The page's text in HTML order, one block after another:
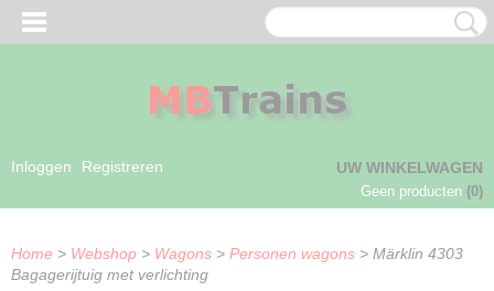
Inloggen Registreren UW WINKELWAGEN
Geen producten (0)
Home > Webshop > Wagons > Personen wagons > Märklin 4303
Bagagerijtuig met verlichting